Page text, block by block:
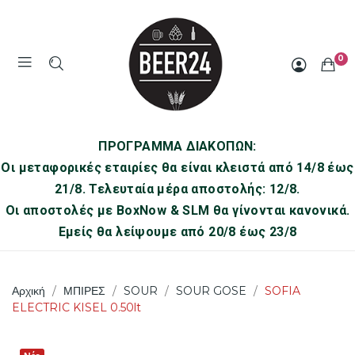
0
ΠΡΟΓΡΑΜΜΑ ΔΙΑΚΟΠΩΝ:
Οι μεταφορικές εταιρίες θα είναι κλειστά από 14/8 έως
21/8. Τελευταία μέρα αποστολής: 12/8.
Οι αποστολές με BoxNow & SLM θα γίνονται κανονικά.
Εμείς θα λείψουμε από 20/8 έως 23/8
Αρχική ΜΠΙΡΕΣ SOUR SOUR GOSE
SOFIA
ELECTRIC KISEL 0.50lt